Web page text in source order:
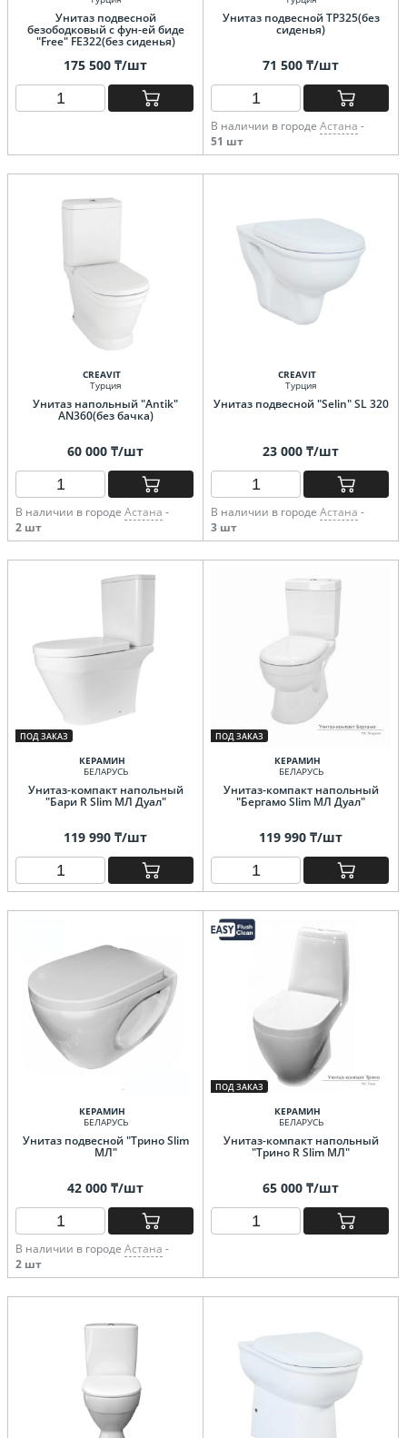
Унитаз подвесной
безободковый с фун-ей биде
"Free" FE322(без сиденья)
175 500 ₸/шт
Унитаз подвесной TP325(без
сиденья)
71 500 ₸/шт
В наличии в городе Астана -
51 шт
CREAVIT
Турция
Унитаз напольный "Antik"
AN360(без бачка)
60 000 ₸/шт
В наличии в городе Астана -
2 шт
CREAVIT
Турция
Унитаз подвесной "Selin" SL 320
23 000 ₸/шт
В наличии в городе Астана -
3 шт
ПОД ЗАКАЗ
КЕРАМИН
БЕЛАРУСЬ
Унитаз-компакт напольный
"Бари R Slim МЛ Дуал"
119 990 ₸/шт
ПОД ЗАКАЗ
КЕРАМИН
БЕЛАРУСЬ
Унитаз-компакт напольный
"Бергамо Slim МЛ Дуал"
119 990 ₸/шт
КЕРАМИН
БЕЛАРУСЬ
Унитаз подвесной "Трино Slim
МЛ"
42 000 ₸/шт
В наличии в городе Астана -
2 шт
ПОД ЗАКАЗ
КЕРАМИН
БЕЛАРУСЬ
Унитаз-компакт напольный
"Трино R Slim МЛ"
65 000 ₸/шт